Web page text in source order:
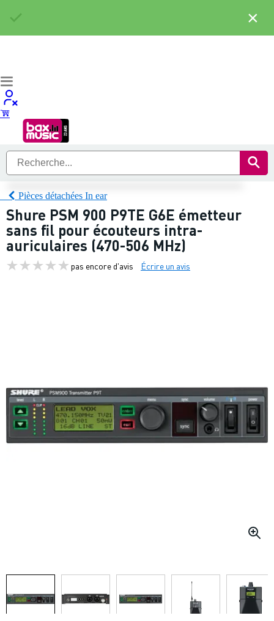
Pièces détachées In ear
Shure PSM 900 P9TE G6E émetteur
sans fil pour écouteurs intra-
auriculaires (470-506 MHz)
pas encore d'avis Écrire un avis
×